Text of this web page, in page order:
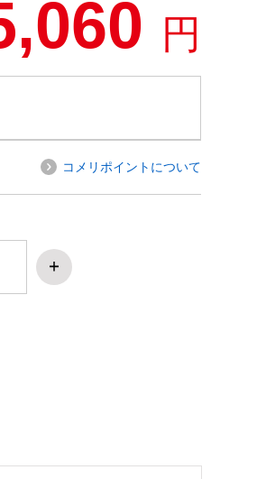
円
コメリポイントについて